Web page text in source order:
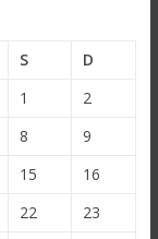
S
D
1
2
8
9
15
16
22
23